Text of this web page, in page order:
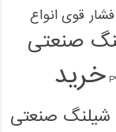
قوی انواع
صنعتی
خرید
شیلنگ صنعتی